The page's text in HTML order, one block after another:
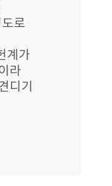
로
계가
라
디기